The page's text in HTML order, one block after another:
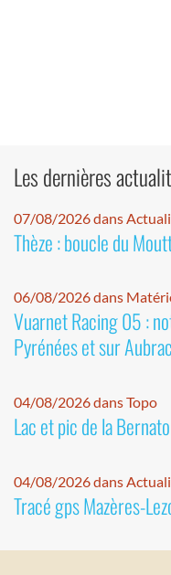
Les dernières
07/08/2026 dans
Thèze : boucle du
06/08/2026 dans
Vuarnet Racing 05 :
Pyrénées et sur Aubrac
04/08/2026 dans Topo
Lac et pic de la
04/08/2026 dans
Tracé gps Mazères-